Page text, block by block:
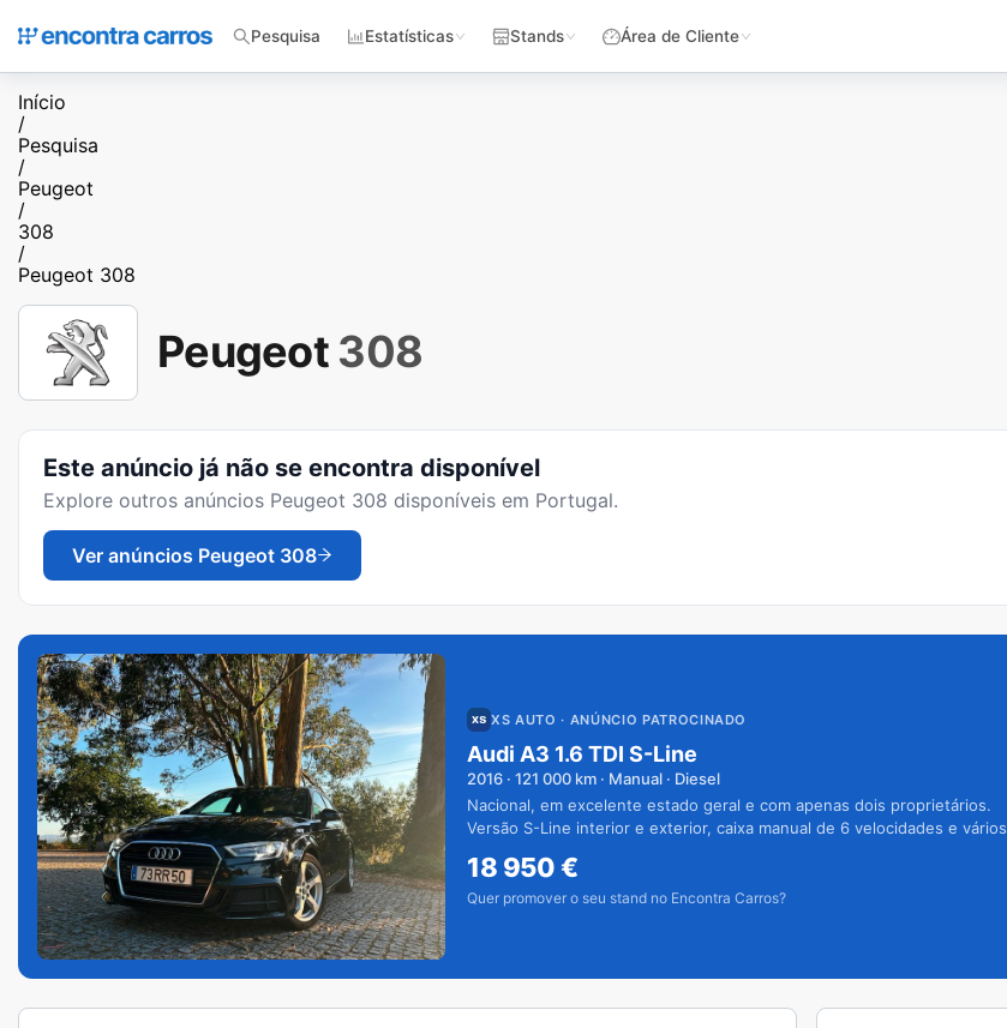
Pesquisa Estatísticas Stands Área de Cliente
Início
/
Pesquisa
/
Peugeot
/
308
/
Peugeot 308
Peugeot 308
Este anúncio já não se encontra disponível
Explore outros anúncios Peugeot 308 disponíveis em Portugal.
Ver anúncios Peugeot 308
XS AUTO · ANÚNCIO PATROCINADO
Audi A3 1.6 TDI S-Line
2016 · 121 000 km · Manual · Diesel
Nacional, em excelente estado geral e com apenas dois proprietários.
Versão S-Line interior e exterior, caixa manual de 6 velocidades e vários
18 950€
Quer promover o seu stand no Encontra Carros?